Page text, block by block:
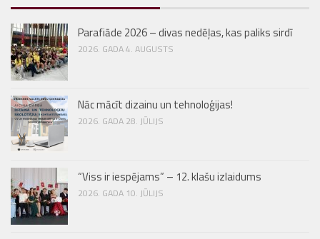
Parafiāde 2026 – divas nedēļas, kas paliks sirdī
2026. GADA 4. AUGUSTS
Nāc mācīt dizainu un tehnoloģijas!
2026. GADA 28. JŪLIJS
“Viss ir iespējams” – 12. klašu izlaidums
2026. GADA 10. JŪLIJS